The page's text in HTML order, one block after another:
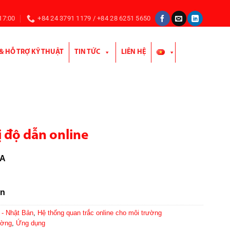
+84 24 3791 1179 / +84 28 6251 5650
HỖ TRỢ KỸ THUẬT TIN TỨC LIÊN HỆ
độ dẫn online
Nhật Bản Hệ thống quan trắc online cho môi trường
Ứng dụng